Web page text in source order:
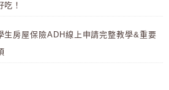
吃！
生房屋保險ADH線上申請完整教學&重要